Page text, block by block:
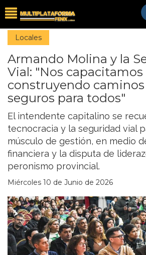
Locales
Armando Molina y la
Vial: "Nos
construyendo
seguros para todos"
El intendente capitalino se
tecnocracia y la seguridad vial
músculo de gestión, en medio
financiera y la disputa de
peronismo provincial.
Miércoles 10 de Junio de 2026